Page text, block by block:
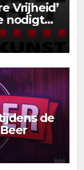
Vrijheid’
nodigt
de